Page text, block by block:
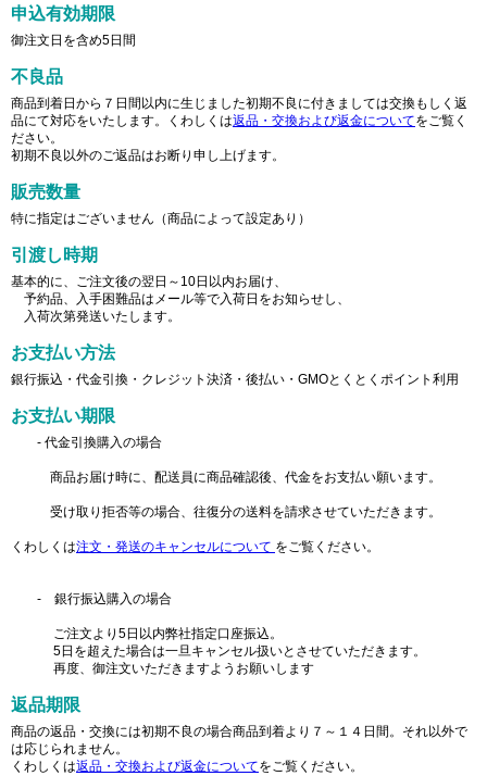
申込有効期限
御注文日を含め5日間
不良品
商品到着日から７日間以内に生じました初期不良に付きましては交換もしく返
品にて対応をいたします。くわしくは返品・交換および返金についてをご覧く
ださい。
初期不良以外のご返品はお断り申し上げます。
販売数量
特に指定はございません（商品によって設定あり）
引渡し時期
基本的に、ご注文後の翌日～10日以内お届け、
予約品、入手困難品はメール等で入荷日をお知らせし、
入荷次第発送いたします。
お支払い方法
銀行振込・代金引換・クレジット決済・後払い・GMOとくとくポイント利用
お支払い期限
- 代金引換購入の場合
商品お届け時に、配送員に商品確認後、代金をお支払い願います。
受け取り拒否等の場合、往復分の送料を請求させていただきます。
くわしくは注文・発送のキャンセルについて をご覧ください。
- 銀行振込購入の場合
ご注文より5日以内弊社指定口座振込。
5日を超えた場合は一旦キャンセル扱いとさせていただきます。
再度、御注文いただきますようお願いします
返品期限
商品の返品・交換には初期不良の場合商品到着より７～１４日間。それ以外で
は応じられません。
くわしくは返品・交換および返金についてをご覧ください。